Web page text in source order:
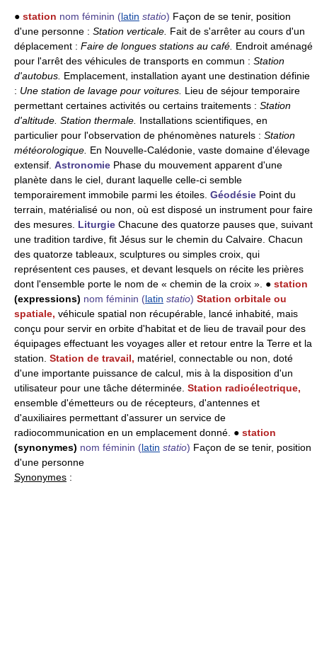
● station nom féminin (latin statio) Façon de se tenir, position
d'une personne : Station verticale. Fait de s'arrêter au cours d'un
déplacement : Faire de longues stations au café. Endroit aménagé
pour l'arrêt des véhicules de transports en commun : Station
d'autobus. Emplacement, installation ayant une destination définie
: Une station de lavage pour voitures. Lieu de séjour temporaire
permettant certaines activités ou certains traitements : Station
d'altitude. Station thermale. Installations scientifiques, en
particulier pour l'observation de phénomènes naturels : Station
météorologique. En Nouvelle-Calédonie, vaste domaine d'élevage
extensif. Astronomie Phase du mouvement apparent d'une
planète dans le ciel, durant laquelle celle-ci semble
temporairement immobile parmi les étoiles. Géodésie Point du
terrain, matérialisé ou non, où est disposé un instrument pour faire
des mesures. Liturgie Chacune des quatorze pauses que, suivant
une tradition tardive, fit Jésus sur le chemin du Calvaire. Chacun
des quatorze tableaux, sculptures ou simples croix, qui
représentent ces pauses, et devant lesquels on récite les prières
dont l'ensemble porte le nom de « chemin de la croix ». ● station
(expressions) nom féminin (latin statio) Station orbitale ou
spatiale, véhicule spatial non récupérable, lancé inhabité, mais
conçu pour servir en orbite d'habitat et de lieu de travail pour des
équipages effectuant les voyages aller et retour entre la Terre et la
station. Station de travail, matériel, connectable ou non, doté
d'une importante puissance de calcul, mis à la disposition d'un
utilisateur pour une tâche déterminée. Station radioélectrique,
ensemble d'émetteurs ou de récepteurs, d'antennes et
d'auxiliaires permettant d'assurer un service de
radiocommunication en un emplacement donné. ● station
(synonymes) nom féminin (latin statio) Façon de se tenir, position
d'une personne
Synonymes :